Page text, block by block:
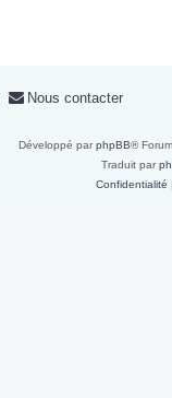
Nous contacter
Développé parphpBB®
Traduit par
Confidentialité